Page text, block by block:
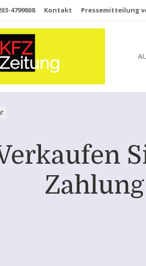
4799808 Kontakt Pressemitteilung